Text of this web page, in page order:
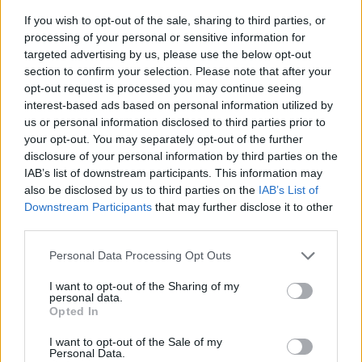
If you wish to opt-out of the sale, sharing to third parties, or
processing of your personal or sensitive information for
targeted advertising by us, please use the below opt-out
section to confirm your selection. Please note that after your
opt-out request is processed you may continue seeing
interest-based ads based on personal information utilized by
us or personal information disclosed to third parties prior to
your opt-out. You may separately opt-out of the further
disclosure of your personal information by third parties on the
IAB’s list of downstream participants. This information may
also be disclosed by us to third parties on the IAB’s List of
Downstream Participants that may further disclose it to other
Personal Data Processing Opt Outs
I want to opt-out of the Sharing of my
personal data.
Opted In
I want to opt-out of the Sale of my
Personal Data.
11:50
Ηράκλειο: Στο επίκεντρο έργα, Βικελαία και «έξυπνη
πόλη» στη Δημοτική Επιτροπή
11:49
Σητεία: Ο Λευτέρης Σουλτάτος και η Βάσω Λασκαράκη
συναντούν τις « Χρυσοχέρες»
11:45
Εκδήλωση τιμής και μνήμης για τους 35 Εθνομάρτυρες στο
Σάρχο
ΣΧΕΤΙΚA AΡΘΡΑ